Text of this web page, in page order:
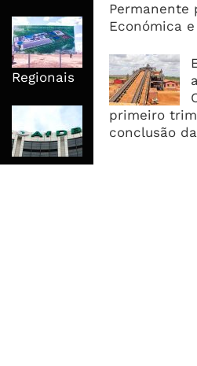
Permanente
Económica
primeiro
conclusão
Nova
Suficiência E
Regionais
AfDB Aprova
Acelera